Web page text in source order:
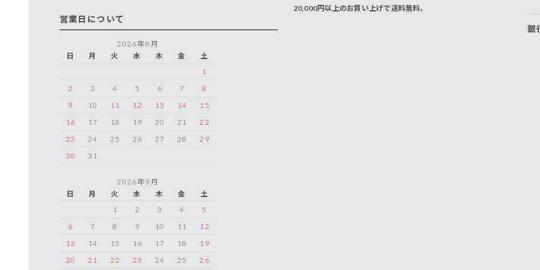
20,000円以上のお買い上げで送料無料。
銀
営業日について
2026年8月
日
月 火 水 木 金
土
1
2
3 4 5 6 7
8
9
10 11 12 13 14
15
16
17 18 19 20 21
22
23
24 25 26 27 28
29
30
31
2026年9月
日
月 火 水 木 金
土
1
2 3 4
5
6
7 8 9 10 11
12
13
14 15 16 17 18
19
20
21 22 23 24 25 26